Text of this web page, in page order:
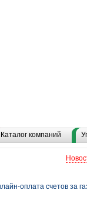
Каталог компаний
оплата счетов за